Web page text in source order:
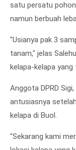
satu persatu pohon
namun berbuah
"Usianya pak 3
tanam," jelas
kelapa-kelapa
Anggota DPRD
antusiasnya
kelapa di Buol.
"Sekarang kami